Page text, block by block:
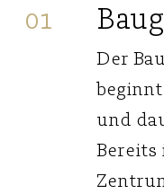
Der
und
Bereits